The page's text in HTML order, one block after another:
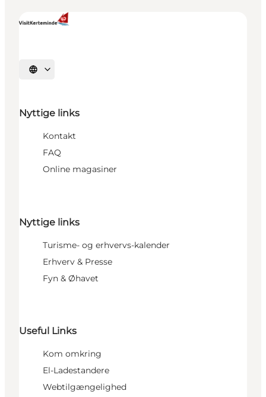
Vælg sprog
Nyttige links
Kontakt
FAQ
Online magasiner
Nyttige links
Turisme- og erhvervs-kalender
Erhverv & Presse
Fyn & Øhavet
Useful Links
Kom omkring
El-Ladestandere
Webtilgængelighed